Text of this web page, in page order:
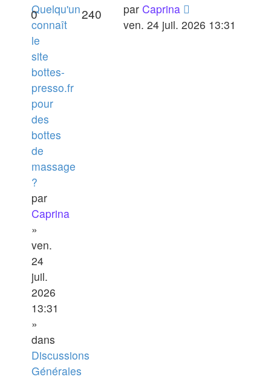
Quelqu'un
connaît
le
site
bottes-
presso.fr
pour
des
bottes
de
massage
?
par
Caprina
»
ven.
24
juil.
2026
13:31
»
dans
Discussions
Générales
0 240 par Caprina
ven. 24 juil. 2026 13:31